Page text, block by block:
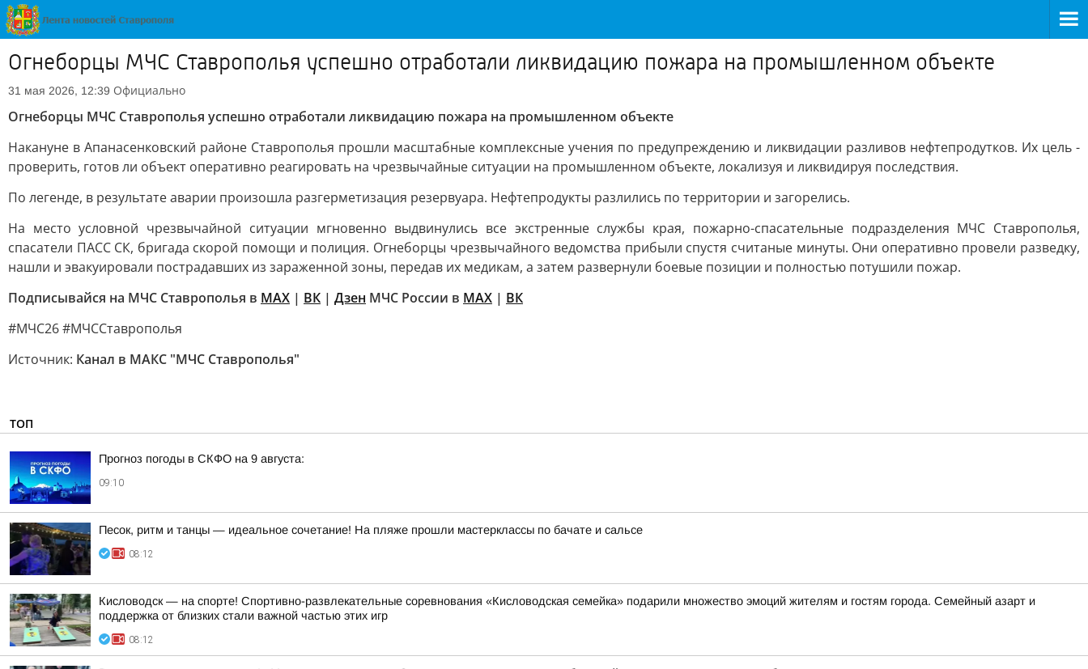
Огнеборцы МЧС Ставрополья успешно отработали ликвидацию пожара на промышленном объекте
31 мая 2026, 12:39 Официально
Огнеборцы МЧС Ставрополья успешно отработали ликвидацию пожара на промышленном объекте
Накануне в Апанасенковский районе Ставрополья прошли масштабные комплексные учения по предупреждению и ликвидации разливов нефтепродутков. Их цель -
проверить, готов ли объект оперативно реагировать на чрезвычайные ситуации на промышленном объекте, локализуя и ликвидируя последствия.
По легенде, в результате аварии произошла разгерметизация резервуара. Нефтепродукты разлились по территории и загорелись.
На место условной чрезвычайной ситуации мгновенно выдвинулись все экстренные службы края, пожарно-спасательные подразделения МЧС Ставрополья,
спасатели ПАСС СК, бригада скорой помощи и полиция. Огнеборцы чрезвычайного ведомства прибыли спустя считаные минуты. Они оперативно провели разведку,
нашли и эвакуировали пострадавших из зараженной зоны, передав их медикам, а затем развернули боевые позиции и полностью потушили пожар.
Подписывайся на МЧС Ставрополья в MAX | ВК | Дзен МЧС России в MAX | ВК
#МЧС26 #МЧССтаврополья
Источник: Канал в МАКС "МЧС Ставрополья"
ТОП
Прогноз погоды в СКФО на 9 августа:
09:10
Песок, ритм и танцы — идеальное сочетание! На пляже прошли мастерклассы по бачате и сальсе
08:12
Кисловодск — на спорте! Спортивно-развлекательные соревнования «Кисловодская семейка» подарили множество эмоций жителям и гостям города. Семейный азарт и
поддержка от близких стали важной частью этих игр
08:12